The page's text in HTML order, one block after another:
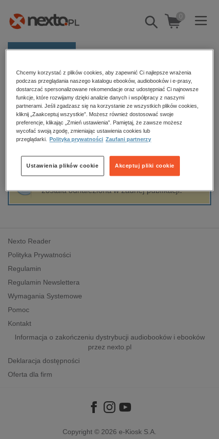
Pokaż/schowaj
wyszukiwarkę
0
E-prasa
Kategorie
Zobacz wszystkie E-prasa
budownictwo, aranżacja wnętrz
biznesowe, branżowe, gospodarka
edukacja
hobby, sport, rozrywka
komputery, internet, technologie, informatyka
polityka, społeczno-informacyjne
psychologiczne
inne
popularno-naukowe
historia
Strona główna Agnieszka Pawlak-Kindler
Agnieszka Pawlak-Kindler
Sortowanie Filtrowanie
została odnaleziona w żadnej publikacji.
Nexto Reader
Polityka Prywatności
Regulamin
Regulamin Newslettera
Wymagania Systemowe
Pomoc
Kontakt
Informacja o zakończeniu dystrybucji audiobooków i ebooków
przez nexto.pl
Deklaracja dostępności
Oferta dla firm
Copyright © 2026 e-Kiosk S.A.
Chcemy korzystać z plików cookies, aby zapewnić Ci najlepsze wrażenia
podczas przeglądania naszego katalogu ebooków, audiobooków i e-prasy,
dostarczać spersonalizowane rekomendacje oraz udostępniać Ci najnowsze
funkcje, które rozwijamy dzięki analizie danych i współpracy z naszymi
partnerami. Jeśli zgadzasz się na korzystanie ze wszystkich plików cookies,
kliknij „Zaakceptuj wszystkie”. Możesz również dostosować swoje
preferencje, klikając „Zmień ustawienia”. Pamiętaj, że zawsze możesz
wycofać swoją zgodę, zmieniając ustawienia cookies lub
przeglądarki.
Polityka prywatności Zaufani partnerzy
Akceptuj pliki cookie
Ustawienia plików cookie